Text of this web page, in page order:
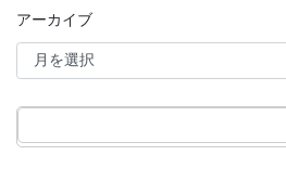
アーカイブ